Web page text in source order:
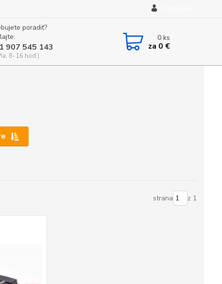
poradiť?
907 545 143
8-16 hod.)
0ks
za 0 €
strana z 1